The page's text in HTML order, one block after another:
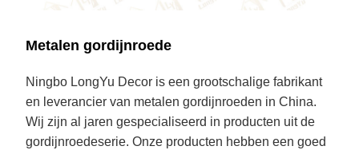
Metalen gordijnroede
Ningbo LongYu Decor is een grootschalige fabrikant
en leverancier van metalen gordijnroeden in China.
Wij zijn al jaren gespecialiseerd in producten uit de
gordijnroedeserie. Onze producten hebben een goed